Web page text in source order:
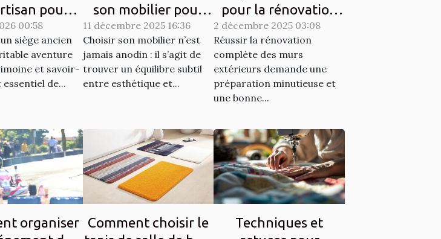
pour
vos sièges
?
00:58
siège ancien
aventure
et savoir-
de...
son mobilier pour
allier esthétique et
durabilité?
11 décembre 2025 16:36
Choisir son mobilier n’est
jamais anodin : il s’agit de
trouver un équilibre subtil
entre esthétique et...
pour la rénovation
complète des murs
extérieurs
2 décembre 2025 03:08
Réussir la rénovation
complète des murs
extérieurs demande une
préparation minutieuse et
une bonne...
organiser
Comment choisir le
Techniques et